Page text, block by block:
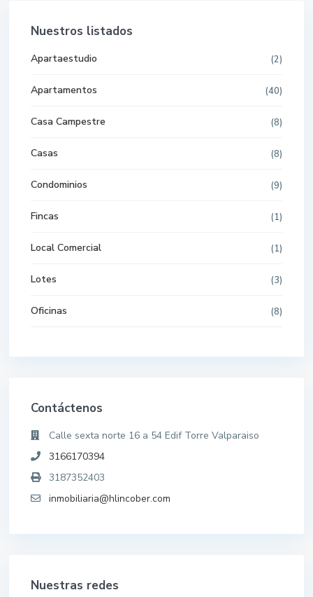
Nuestros listados
Apartaestudio (2)
Apartamentos (40)
Casa Campestre (8)
Casas (8)
Condominios (9)
Fincas (1)
Local Comercial (1)
Lotes (3)
Oficinas (8)
Contáctenos
Calle sexta norte 16 a 54 Edif Torre Valparaiso
3166170394
3187352403
inmobiliaria@hlincober.com
Nuestras redes